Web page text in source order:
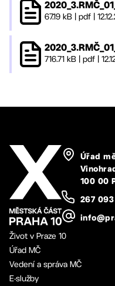
67.19 kB pdf
716.71 kB pdf
Úřad
100 00
267 093
Život v Praze 10
Úřad MČ
Vedení a správa MČ
E-služby